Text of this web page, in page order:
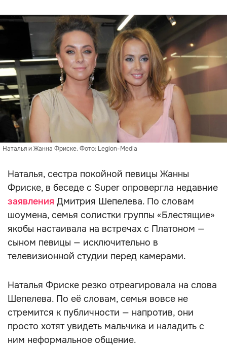
Наталья и Жанна Фриске. Фото: Legion-Media
Наталья, сестра покойной певицы Жанны
Фриске, в беседе с Super опровергла недавние
заявления Дмитрия Шепелева. По словам
шоумена, семья солистки группы «Блестящие»
якобы настаивала на встречах с Платоном —
сыном певицы — исключительно в
телевизионной студии перед камерами.
Наталья Фриске резко отреагировала на слова
Шепелева. По её словам, семья вовсе не
стремится к публичности — напротив, они
просто хотят увидеть мальчика и наладить с
ним неформальное общение.